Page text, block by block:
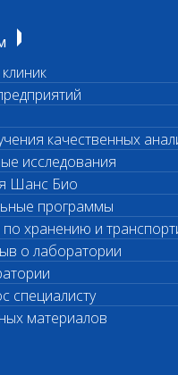
качественных
исследования
Шанс Био
программы
хранению и
о лаборатории
специалисту
материалов